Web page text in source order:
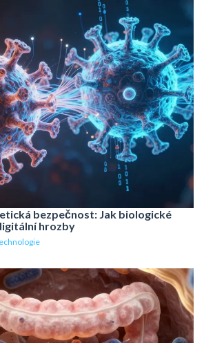
bezpečnost: Jak biologické
hrozby